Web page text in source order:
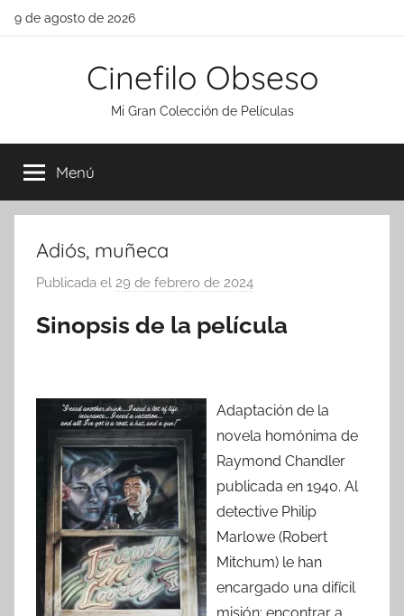
Saltar
9 de agosto de 2026
Cinefilo Obseso
Mi Gran Colección de Películas
Menú
Adiós, muñeca
Publicada el 29 de febrero de 2024
r
Sinopsis de la película
Adaptación de la
novela homónima de
Raymond Chandler
publicada en 1940. Al
detective Philip
Marlowe (Robert
Mitchum) le han
encargado una difícil